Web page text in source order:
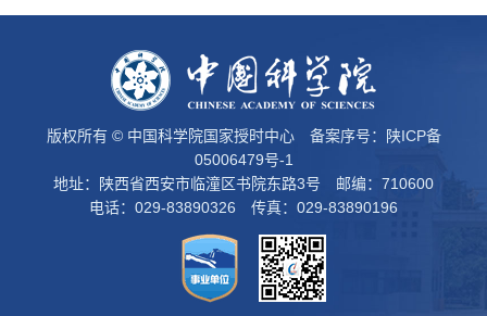
版权所有 © 中国科学院国家授时中心 备案序号：
陕ICP备
05006479号-1
地址：陕西省西安市临潼区书院东路3号 邮编：710600
电话：029-83890326 传真：029-83890196